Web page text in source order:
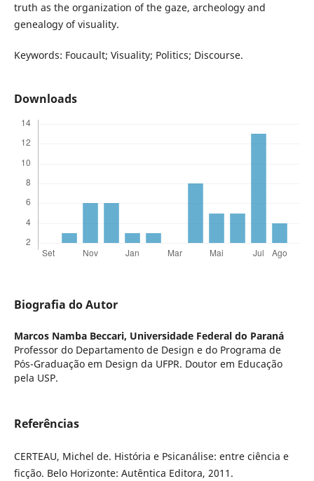
truth as the organization of the gaze, archeology and
genealogy of visuality.
Keywords: Foucault; Visuality; Politics; Discourse.
Downloads
Biografia do Autor
Marcos Namba Beccari, Universidade Federal do Paraná
Professor do Departamento de Design e do Programa de
Pós-Graduação em Design da UFPR. Doutor em Educação
pela USP.
Referências
CERTEAU, Michel de. História e Psicanálise: entre ciência e
ficção. Belo Horizonte: Autêntica Editora, 2011.